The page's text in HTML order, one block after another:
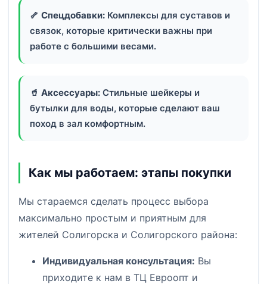
🦴 Спецдобавки: Комплексы для суставов и
связок, которые критически важны при
работе с большими весами.
🥤 Аксессуары: Стильные шейкеры и
бутылки для воды, которые сделают ваш
поход в зал комфортным.
Как мы работаем: этапы покупки
Мы стараемся сделать процесс выбора
максимально простым и приятным для
жителей Солигорска и Солигорского района:
Индивидуальная консультация: Вы
приходите к нам в ТЦ Евроопт и